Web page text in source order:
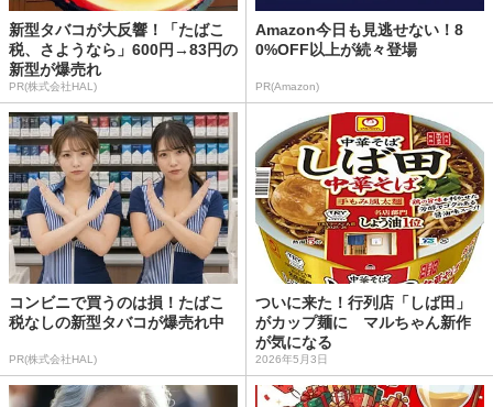
新型タバコが大反響！「たばこ
税、さようなら」600円→83円の
新型が爆売れ
PR(株式会社HAL)
Amazon今日も見逃せない！8
0%OFF以上が続々登場
PR(Amazon)
コンビニで買うのは損！たばこ
税なしの新型タバコが爆売れ中
PR(株式会社HAL)
ついに来た！行列店「しば田」
がカップ麺に マルちゃん新作
が気になる
2026年5月3日